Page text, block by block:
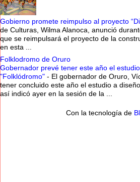
Gobierno promete reimpulso al proyecto
de Culturas, Wilma Alanoca, anunció
que se reimpulsará el proyecto de la
en esta ...
Folklodromo de Oruro
Gobernador prevé tener este año el
"Folklódromo" - El gobernador de Oruro,
tener concluido este año el estudio a
así indicó ayer en la sesión de la ...
Con la tecnología de